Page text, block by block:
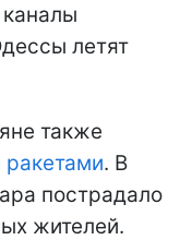
летят
также
ракетами. В
пострадало
жителей.